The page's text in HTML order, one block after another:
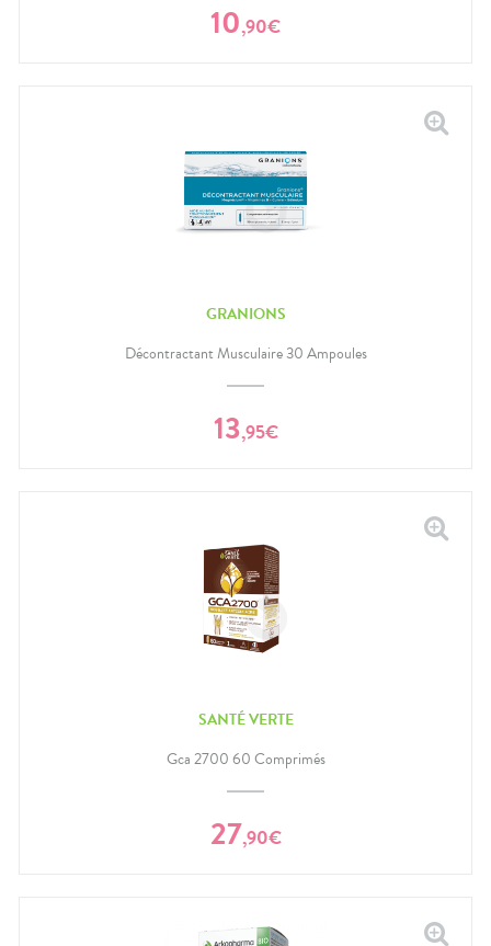
10,90€
GRANIONS
Décontractant Musculaire 30 Ampoules
13,95€
SANTÉ VERTE
Gca 2700 60 Comprimés
27,90€